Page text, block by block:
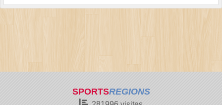
SPORTSREGIONS